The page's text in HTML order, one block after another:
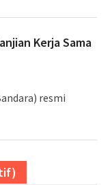
Kerja Sama
resmi